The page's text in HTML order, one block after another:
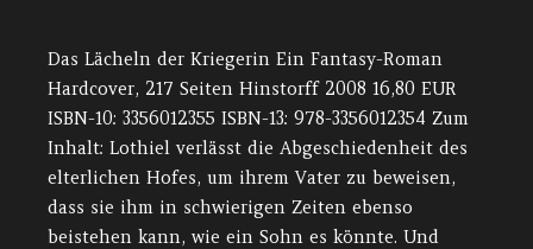
Das Lächeln der Kriegerin Ein Fantasy-Roman
Hardcover, 217 Seiten Hinstorff 2008 16,80 EUR
ISBN-10: 3356012355 ISBN-13: 978-3356012354 Zum
Inhalt: Lothiel verlässt die Abgeschiedenheit des
elterlichen Hofes, um ihrem Vater zu beweisen,
dass sie ihm in schwierigen Zeiten ebenso
beistehen kann, wie ein Sohn es könnte. Und